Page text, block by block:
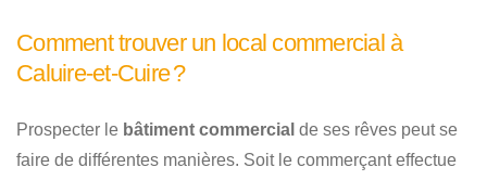
Comment trouver un local commercial à
Caluire-et-Cuire ?
Prospecter le bâtiment commercial de ses rêves peut se
faire de différentes manières. Soit le commerçant effectue